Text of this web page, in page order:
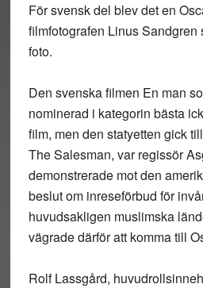
För svensk del blev det en
filmfotografen Linus Sandgren
foto.
Den svenska filmen En man
nominerad i kategorin bästa
film, men den statyetten gick
The Salesman, var regissör
demonstrerade mot den
beslut om inreseförbud för
huvudsakligen muslimska
vägrade därför att komma till
Rolf Lassgård,